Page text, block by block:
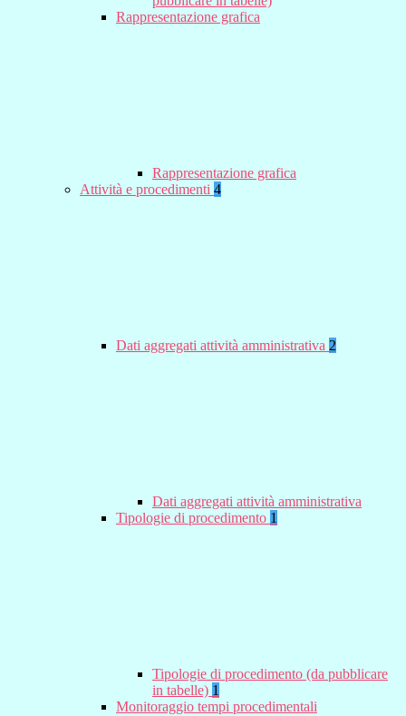
Rappresentazione grafica
Rappresentazione grafica
Attività e procedimenti 4
Dati aggregati attività amministrativa 2
Dati aggregati attività amministrativa
Tipologie di procedimento 1
Tipologie di procedimento (da pubblicare
in tabelle) 1
Monitoraggio tempi procedimentali